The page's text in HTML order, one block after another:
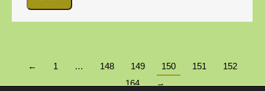
← 1 … 148 149 150 151
152
…
164 →